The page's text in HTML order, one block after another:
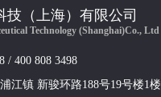
技（上海）有限公司
Technology (Shanghai)Co., Ltd
/ 400 808 3498
江镇 新骏环路188号19号楼1楼